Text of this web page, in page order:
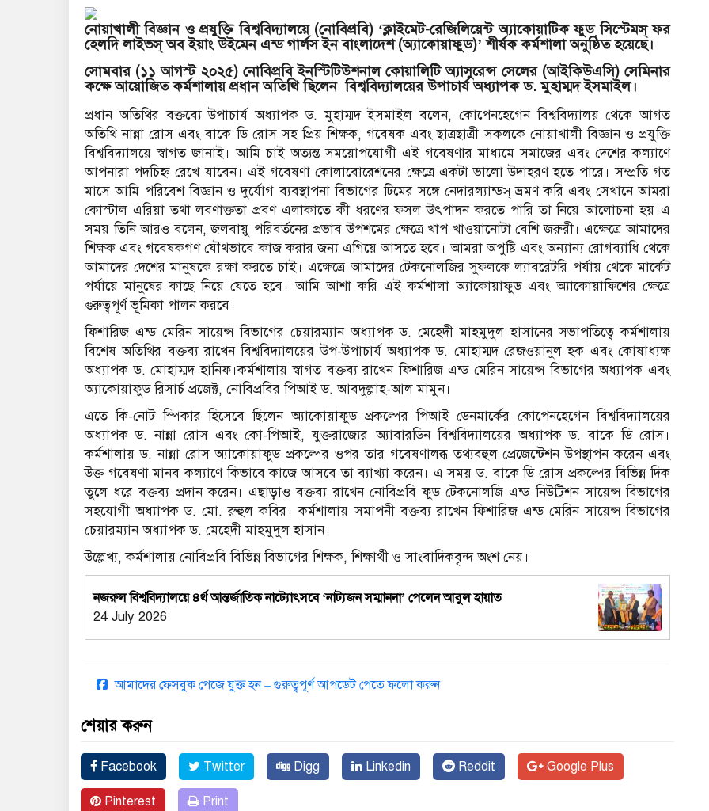
নোয়াখালী বিজ্ঞান ও প্রযুক্তি বিশ্ববিদ্যালয়ে (নোবিপ্রবি) ‘ক্লাইমেট-রেজিলিয়েন্ট অ্যাকোয়াটিক ফুড সিস্টেমস্ ফর
হেলদি লাইভস্ অব ইয়াং উইমেন এন্ড গার্লস ইন বাংলাদেশ (অ্যাকোয়াফুড)’ শীর্ষক কর্মশালা অনুষ্ঠিত হয়েছে।
সোমবার (১১ আগস্ট ২০২৫) নোবিপ্রবি ইনস্টিটিউশনাল কোয়ালিটি অ্যাসুরেন্স সেলের (আইকিউএসি) সেমিনার
কক্ষে আয়োজিত কর্মশালায় প্রধান অতিথি ছিলেন বিশ্ববিদ্যালয়ের উপাচার্য অধ্যাপক ড. মুহাম্মদ ইসমাইল।
প্রধান অতিথির বক্তব্যে উপাচার্য অধ্যাপক ড. মুহাম্মদ ইসমাইল বলেন, কোপেনহেগেন বিশ্ববিদ্যালয় থেকে আগত
অতিথি নান্না রোস এবং বাকে ডি রোস সহ প্রিয় শিক্ষক, গবেষক এবং ছাত্রছাত্রী সকলকে নোয়াখালী বিজ্ঞান ও প্রযুক্তি
বিশ্ববিদ্যালয়ে স্বাগত জানাই। আমি চাই অত্যন্ত সময়োপযোগী এই গবেষণার মাধ্যমে সমাজের এবং দেশের কল্যাণে
আপনারা পদচিহ্ন রেখে যাবেন। এই গবেষণা কোলাবোরেশনের ক্ষেত্রে একটা ভালো উদাহরণ হতে পারে। সম্প্রতি গত
মাসে আমি পরিবেশ বিজ্ঞান ও দুর্যোগ ব্যবস্থাপনা বিভাগের টিমের সঙ্গে নেদারল্যান্ডস্ ভ্রমণ করি এবং সেখানে আমরা
কোস্টাল এরিয়া তথা লবণাক্ততা প্রবণ এলাকাতে কী ধরণের ফসল উৎপাদন করতে পারি তা নিয়ে আলোচনা হয়।এ
সময় তিনি আরও বলেন, জলবায়ু পরিবর্তনের প্রভাব উপশমের ক্ষেত্রে খাপ খাওয়ানোটা বেশি জরুরী। এক্ষেত্রে আমাদের
শিক্ষক এবং গবেষকগণ যৌথভাবে কাজ করার জন্য এগিয়ে আসতে হবে। আমরা অপুষ্টি এবং অন্যান্য রোগব্যাধি থেকে
আমাদের দেশের মানুষকে রক্ষা করতে চাই। এক্ষেত্রে আমাদের টেকনোলজির সুফলকে ল্যাবরেটরি পর্যায় থেকে মার্কেট
পর্যায়ে মানুষের কাছে নিয়ে যেতে হবে। আমি আশা করি এই কর্মশালা অ্যাকোয়াফুড এবং অ্যাকোয়াফিশের ক্ষেত্রে
গুরুত্বপূর্ণ ভূমিকা পালন করবে।
ফিশারিজ এন্ড মেরিন সায়েন্স বিভাগের চেয়ারম্যান অধ্যাপক ড. মেহেদী মাহমুদুল হাসানের সভাপতিত্বে কর্মশালায়
বিশেষ অতিথির বক্তব্য রাখেন বিশ্ববিদ্যালয়ের উপ-উপাচার্য অধ্যাপক ড. মোহাম্মদ রেজওয়ানুল হক এবং কোষাধ্যক্ষ
অধ্যাপক ড. মোহাম্মদ হানিফ।কর্মশালায় স্বাগত বক্তব্য রাখেন ফিশারিজ এন্ড মেরিন সায়েন্স বিভাগের অধ্যাপক এবং
অ্যাকোয়াফুড রিসার্চ প্রজেক্ট, নোবিপ্রবির পিআই ড. আবদুল্লাহ-আল মামুন।
এতে কি-নোট স্পিকার হিসেবে ছিলেন অ্যাকোয়াফুড প্রকল্পের পিআই ডেনমার্কের কোপেনহেগেন বিশ্ববিদ্যালয়ের
অধ্যাপক ড. নান্না রোস এবং কো-পিআই, যুক্তরাজ্যের অ্যাবারডিন বিশ্ববিদ্যালয়ের অধ্যাপক ড. বাকে ডি রোস।
কর্মশালায় ড. নান্না রোস অ্যাকোয়াফুড প্রকল্পের ওপর তার গবেষণালব্ধ তথ্যবহুল প্রেজেন্টেশন উপস্থাপন করেন এবং
উক্ত গবেষণা মানব কল্যাণে কিভাবে কাজে আসবে তা ব্যাখ্যা করেন। এ সময় ড. বাকে ডি রোস প্রকল্পের বিভিন্ন দিক
তুলে ধরে বক্তব্য প্রদান করেন। এছাড়াও বক্তব্য রাখেন নোবিপ্রবি ফুড টেকনোলজি এন্ড নিউট্রিশন সায়েন্স বিভাগের
সহযোগী অধ্যাপক ড. মো. রুহুল কবির। কর্মশালায় সমাপনী বক্তব্য রাখেন ফিশারিজ এন্ড মেরিন সায়েন্স বিভাগের
চেয়ারম্যান অধ্যাপক ড. মেহেদী মাহমুদুল হাসান।
উল্লেখ্য, কর্মশালায় নোবিপ্রবি বিভিন্ন বিভাগের শিক্ষক, শিক্ষার্থী ও সাংবাদিকবৃন্দ অংশ নেয়।
নজরুল বিশ্ববিদ্যালয়ে ৪র্থ আন্তর্জাতিক নাট্যোৎসবে ‘নাট্যজন সম্মাননা’ পেলেন আবুল হায়াত
24 July 2026
আমাদের ফেসবুক পেজে যুক্ত হন – গুরুত্বপূর্ণ আপডেট পেতে ফলো করুন
শেয়ার করুন
Facebook Twitter Digg Linkedin Reddit Google Plus
Pinterest Print